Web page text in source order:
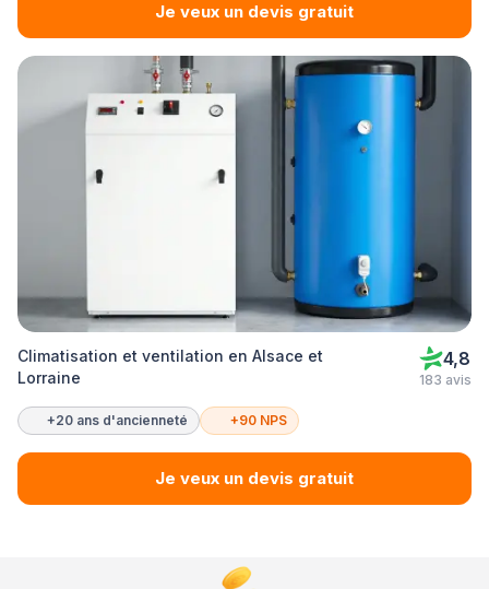
Je veux un devis gratuit
Climatisation et ventilation en Alsace et
Lorraine
4,8
183 avis
+20 ans d'ancienneté +90 NPS
Je veux un devis gratuit